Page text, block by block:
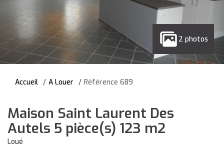
2 photos
Accueil A Louer Référence 689
Maison Saint Laurent Des
Autels 5 pièce(s) 123 m2
Loué